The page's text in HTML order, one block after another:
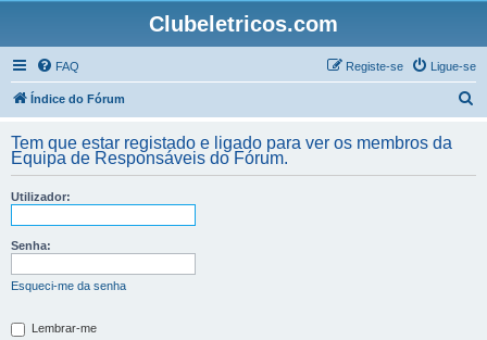
Clubeletricos.com
FAQ Ligue-se
Registe-se
Índice do Fórum
q
Tem que estar registado e ligado para ver os membros da
Equipa de Responsáveis do Fórum.
Utilizador:
Senha:
Esqueci-me da senha
Lembrar-me